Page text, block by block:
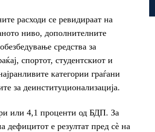
расходи се ревидираат на
ниво, дополнителните
средства за
спортот, студентскиот и
категории граѓани
за деинституционализација.
или 4,1 проценти од БДП. За
дефицитот е резултат пред сè на